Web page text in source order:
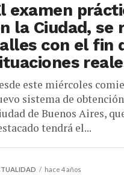
examen
la Ciudad, se
con el fin
este miércoles
sistema de
de Buenos Aires,
tendrá el...
hace 4 años